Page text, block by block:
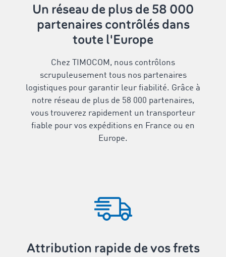
Un réseau de plus de 58 000
partenaires contrôlés dans
toute l'Europe
Chez TIMOCOM, nous contrôlons
scrupuleusement tous nos partenaires
logistiques pour garantir leur fiabilité. Grâce à
notre réseau de plus de 58 000 partenaires,
vous trouverez rapidement un transporteur
fiable pour vos expéditions en France ou en
Europe.
Attribution rapide de vos frets